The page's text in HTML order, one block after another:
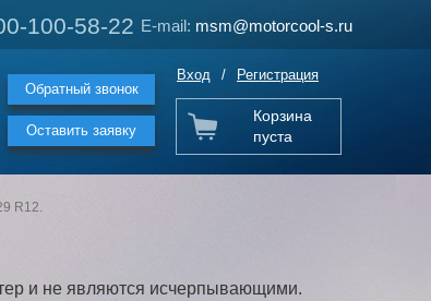
100-58-22 E-mail: msm@motorcool-s.ru
Обратный звонок
Оставить заявку
100-58-22 E-mail: msm@motorcool-s.ru
Вход / Регистрация
Корзина
пуста
R12.
и не являются исчерпывающими.